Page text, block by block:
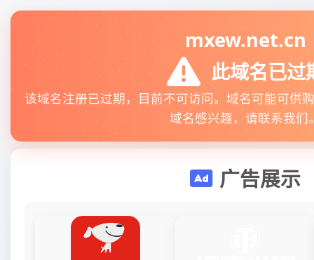
mxew.net.cn
此域名已过
该域名注册已过期，目前不可访问。域名可能可供
域名感兴趣，请联系我们
广告展示